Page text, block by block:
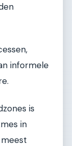
informele
is
in